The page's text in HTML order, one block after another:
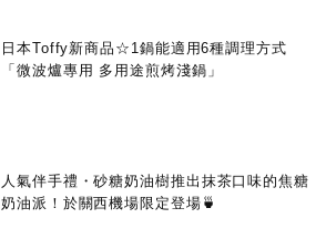
日本Toffy新商品☆1鍋能適用6種調理方式
「微波爐專用 多用途煎烤淺鍋」
人氣伴手禮・砂糖奶油樹推出抹茶口味的焦糖
奶油派！於關西機場限定登場🍵